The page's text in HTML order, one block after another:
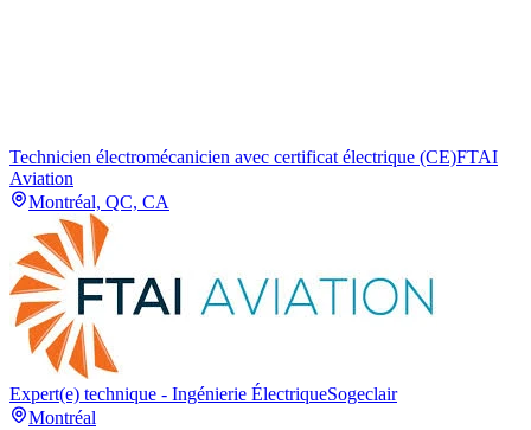
Technicien électromécanicien avec certificat électrique (CE)FTAI
Aviation
Montréal, QC, CA
Expert(e) technique - Ingénierie ÉlectriqueSogeclair
Montréal